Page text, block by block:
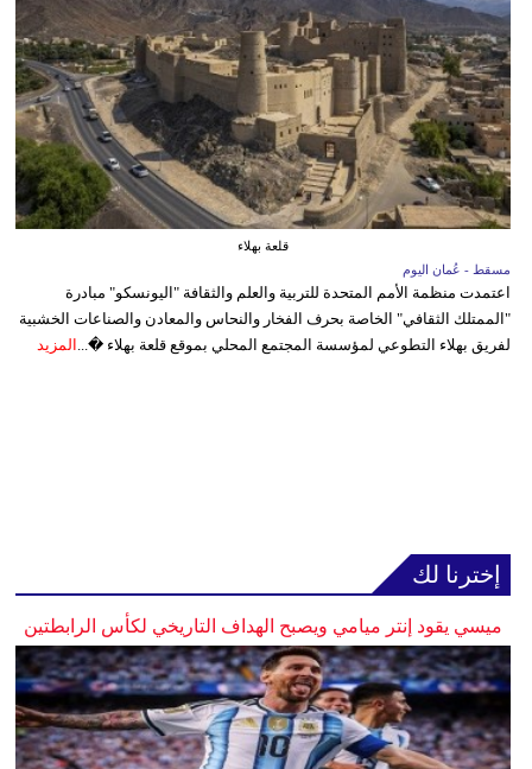
قلعة بهلاء
مسقط - عُمان اليوم
اعتمدت منظمة الأمم المتحدة للتربية والعلم والثقافة "اليونسكو" مبادرة
"الممتلك الثقافي" الخاصة بحرف الفخار والنحاس والمعادن والصناعات الخشبية
لفريق بهلاء التطوعي لمؤسسة المجتمع المحلي بموقع قلعة بهلاء �... المزيد
إخترنا لك
ميسي يقود إنتر ميامي ويصبح الهداف التاريخي لكأس الرابطتين